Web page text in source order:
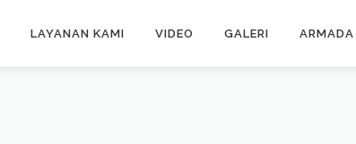
LAYANAN KAMI VIDEO GALERI ARMADA